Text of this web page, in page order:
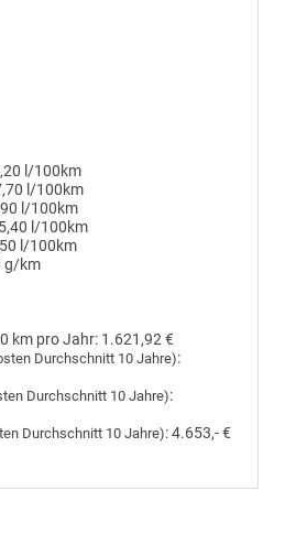
l/100km
l/100km
l/100km
5,40 l/100km
l/100km
g/km
km pro Jahr: 1.621,92 €
Durchschnitt 10 Jahre):
Durchschnitt 10 Jahre):
Durchschnitt 10 Jahre):4.653,- €